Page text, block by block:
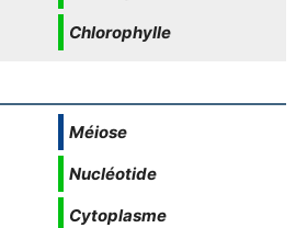
Chlorophylle
Méiose
Nucléotide
Cytoplasme